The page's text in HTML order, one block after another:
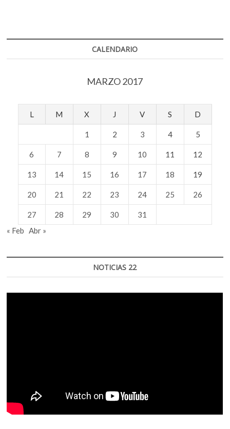
CALENDARIO
MARZO 2017
L M X J V S D
1 2 3 4 5
6 7 8 9 10 11 12
13 14 15 16 17 18 19
20 21 22 23 24 25 26
27 28 29 30
31
« Feb Abr »
NOTICIAS 22